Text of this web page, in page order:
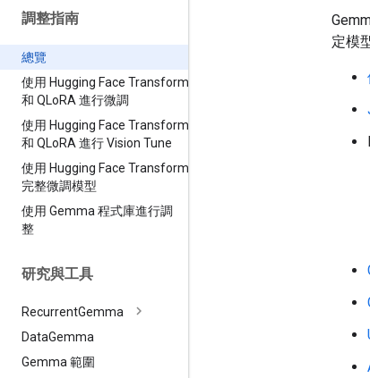
調整指南
總覽
使用 Hugging Face Transformers
和 QLoRA 進行微調
使用 Hugging Face Transformer
和 QLoRA 進行 Vision Tune
使用 Hugging Face Transformers
完整微調模型
使用 Gemma 程式庫進行調
整
研究與工具
RecurrentGemma
DataGemma
Gemma 範圍
定模